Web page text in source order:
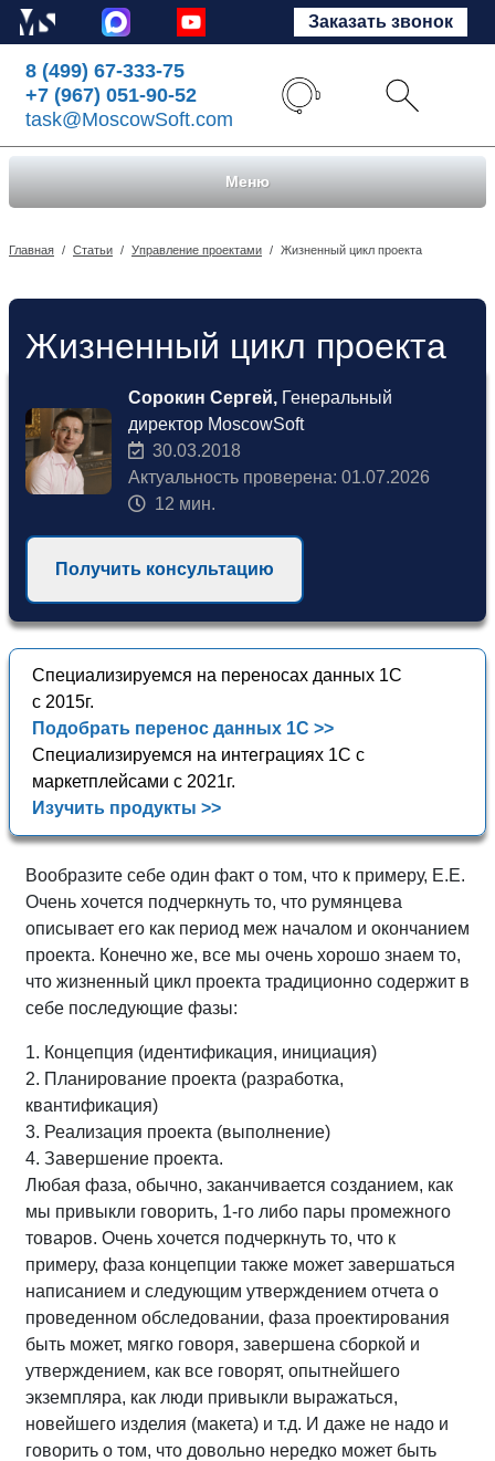
Заказать звонок
8 (499) 67-333-75
+7 (967) 051-90-52
task@MoscowSoft.com
Меню
Главная / Статьи / Управление проектами / Жизненный цикл проекта
Жизненный цикл проекта
Сорокин Сергей, Генеральный
директор MoscowSoft
30.03.2018
Актуальность проверена: 01.07.2026
12 мин.
Получить консультацию
Специализируемся на переносах данных 1С
с 2015г.
Подобрать перенос данных 1С >>
Специализируемся на интеграциях 1С с
маркетплейсами с 2021г.
Изучить продукты >>
Вообразите себе один факт о том, что к примеру, Е.Е.
Очень хочется подчеркнуть то, что румянцева
описывает его как период меж началом и окончанием
проекта. Конечно же, все мы очень хорошо знаем то,
что жизненный цикл проекта традиционно содержит в
себе последующие фазы:
1. Концепция (идентификация, инициация)
2. Планирование проекта (разработка,
квантификация)
3. Реализация проекта (выполнение)
4. Завершение проекта.
Любая фаза, обычно, заканчивается созданием, как
мы привыкли говорить, 1-го либо пары промежного
товаров. Очень хочется подчеркнуть то, что к
примеру, фаза концепции также может завершаться
написанием и следующим утверждением отчета о
проведенном обследовании, фаза проектирования
быть может, мягко говоря, завершена сборкой и
утверждением, как все говорят, опытнейшего
экземпляра, как люди привыкли выражаться,
новейшего изделия (макета) и т.д. И даже не надо и
говорить о том, что довольно нередко может быть